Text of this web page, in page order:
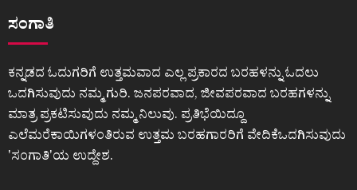
ಸಂಗಾತಿ
ಕನ್ನಡದ ಓದುಗರಿಗೆ ಉತ್ತಮವಾದ ಎಲ್ಲ ಪ್ರಕಾರದ ಬರಹಳನ್ನು ಓದಲು
ಒದಗಿಸುವುದು ನಮ್ಮ ಗುರಿ. ಜನಪರವಾದ, ಜೀವಪರವಾದ ಬರಹಗಳನ್ನು
ಮಾತ್ರ ಪ್ರಕಟಿಸುವುದು ನಮ್ಮ ನಿಲುವು. ಪ್ರತಿಭೆಯಿದ್ದೂ
ಎಲೆಮರೆಕಾಯಿಗಳಂತಿರುವ ಉತ್ತಮ ಬರಹಗಾರರಿಗೆ ವೇದಿಕೆಒದಗಿಸುವುದು
ʼಸಂಗಾತಿʼಯ ಉದ್ದೇಶ.